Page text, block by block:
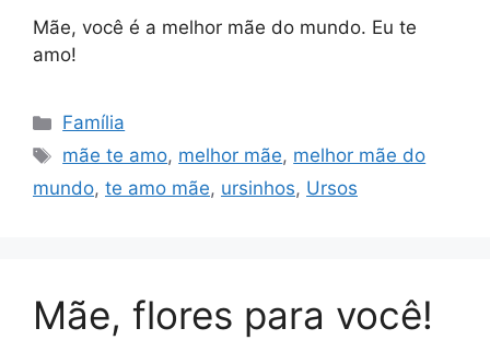
Mãe, você é a melhor mãe do mundo. Eu te
amo!
Categorias
Família
Tags
mãe te amo, melhor mãe, melhor mãe do
mundo, te amo mãe, ursinhos, Ursos
Mãe, flores para você!